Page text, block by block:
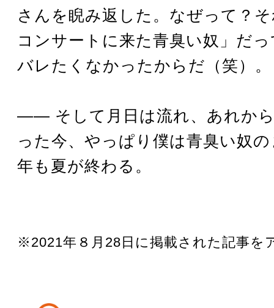
さんを睨み返した。なぜって？
コンサートに来た青臭い奴」だ
バレたくなかったからだ（笑）。
―― そして月日は流れ、あれか
った今、やっぱり僕は青臭い奴
年も夏が終わる。
※2021年８月28日に掲載された記事を